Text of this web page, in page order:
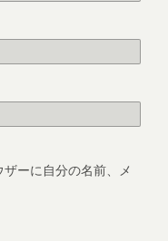
ーに自分の名前、メ